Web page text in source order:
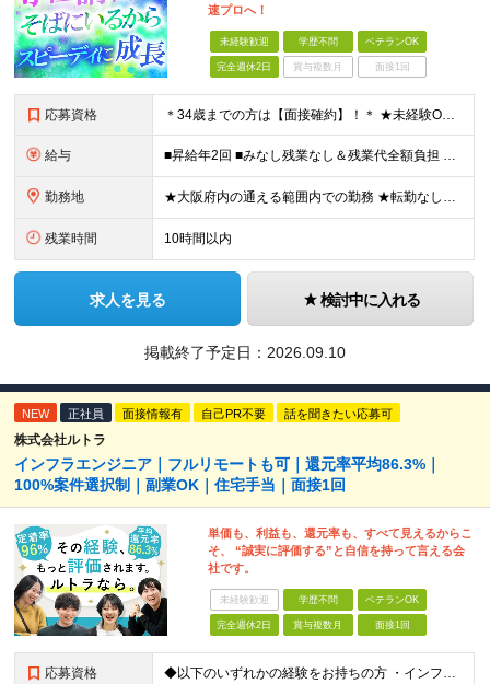
速プロへ！
未経験歓迎 学歴不問 ベテランOK
完全週休2日 賞与複数月 面接1回
応募資格 ＊34歳までの方は【面接確約】！＊ ★未経験OK＆経歴一切不問！ ★正社員デビューの方も歓迎します！ ★第二新卒・既卒歓迎 ★学歴不問 ＊専属の講師や1on1のサポートもあり、安心してスタートできま
給与 ■昇給年2回 ■みなし残業なし＆残業代全額負担 ■資格取得報奨金あり（5,000円～10万円） ★IT系の資格をお持ちの方は【月給30万円～】スタートが可能！ 月給21万5000円～60万円 未経
勤務地 ★大阪府内の通える範囲内での勤務 ★転勤なし！ 【新入社員研修の実施場所】 オフィス：大阪府大阪市北区西天満4-3-17 MF西天満ビル12F ※研修後は大阪府内の各プロジェクト先となります。 ※
残業時間 10時間以内
求人を見る 検討中に入れる
掲載終了予定日： 2026.09.10
NEW 正社員 面接情報有 自己PR不要 話を聞きたい応募可
株式会社ルトラ
インフラエンジニア｜フルリモートも可｜還元率平均86.3%｜
100%案件選択制｜副業OK｜住宅手当｜面接1回
単価も、利益も、還元率も、すべて見えるからこ
そ、 “誠実に評価する”と自信を持って言える会
社です。
未経験歓迎 学歴不問 ベテランOK
完全週休2日 賞与複数月 面接1回
応募資格 ◆以下のいずれかの経験をお持ちの方 ・インフラ設計・構築の実務経験（オンプレ/クラウドどちらもOK） ・クラウド環境下での運用保守に関する実務経験 ◆学歴不問 ＜こんな方は特に歓迎します＞ ◎これま